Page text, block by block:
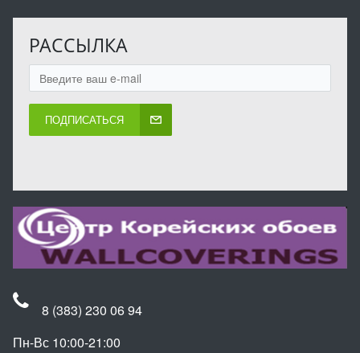
РАССЫЛКА
ПОДПИСАТЬСЯ
8 (383) 230 06 94
Пн-Вс 10:00-21:00